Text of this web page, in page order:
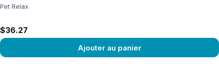
Pet Relax
$36.27
Ajouter au panier